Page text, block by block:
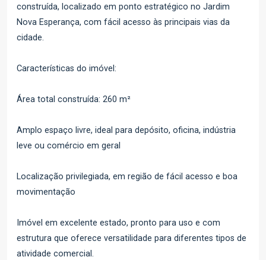
construída, localizado em ponto estratégico no Jardim
Nova Esperança, com fácil acesso às principais vias da
cidade.
Características do imóvel:
Área total construída: 260 m²
Amplo espaço livre, ideal para depósito, oficina, indústria
leve ou comércio em geral
Localização privilegiada, em região de fácil acesso e boa
movimentação
Imóvel em excelente estado, pronto para uso e com
estrutura que oferece versatilidade para diferentes tipos de
atividade comercial.